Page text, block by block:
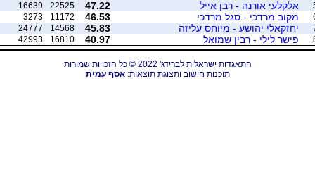
אלקלעי אורנה - רבן אייל 47.22
22525
16639
מקוב מרדכי - סגל מרדכי 46.53
11172
3273
יחזקאלי יהושע - מיוחס עליזה 45.83
14568
24777
פישר לילי - רבין שמואל 40.97
16810
42993
התאגדות ישראלית לברידג' 2022 © כל הזכויות שמורות
תוכנות חישוב ותצוגת תוצאות:אסף עמית